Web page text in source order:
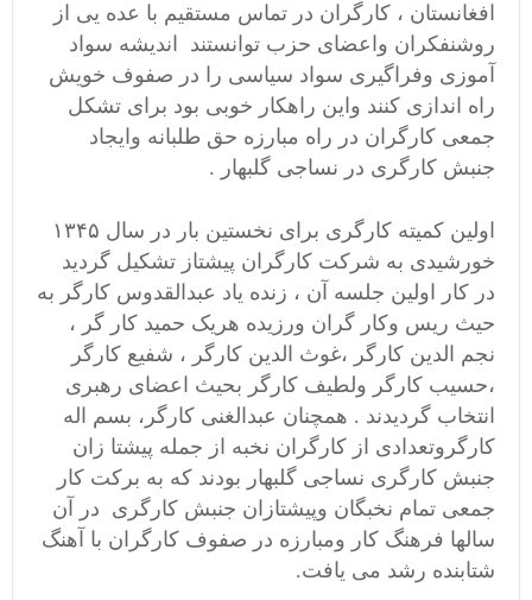
افغانستان ، کارگران در تماس مستقیم با عده یی از
روشنفکران واعضای حزب توانستند اندیشه سواد
آموزی وفراگیری سواد سیاسی را در صفوف خویش
راه اندازی کنند واین راهکار خوبی بود برای تشکل
جمعی کارگران در راه مبارزه حق طلبانه وایجاد
جنبش کارگری در نساجی گلبهار .
اولین کمیته کارگری برای نخستین بار در سال ۱۳۴۵
خورشیدی به شرکت کارگران پیشتاز تشکیل گردید
در کار اولین جلسه آن ، زنده یاد عبدالقدوس کارگر به
حیث ریس وکار گران ورزیده هریک حمید کار گر ،
نجم الدین کارگر ،غوث الدین کارگر ، شفیع کارگر
،حسیب کارگر ولطیف کارگر بحیث اعضای رهبری
انتخاب گردیدند . همچنان عبدالغنی کارگر، بسم اله
کارگروتعدادی از کارگران نخبه از جمله پیشتا زان
جنبش کارگری نساجی گلبهار بودند که به برکت کار
جمعی تمام نخبگان وپیشتازان جنبش کارگری در آن
سالها فرهنگ کار ومبارزه در صفوف کارگران با آهنگ
شتابنده رشد می یافت.